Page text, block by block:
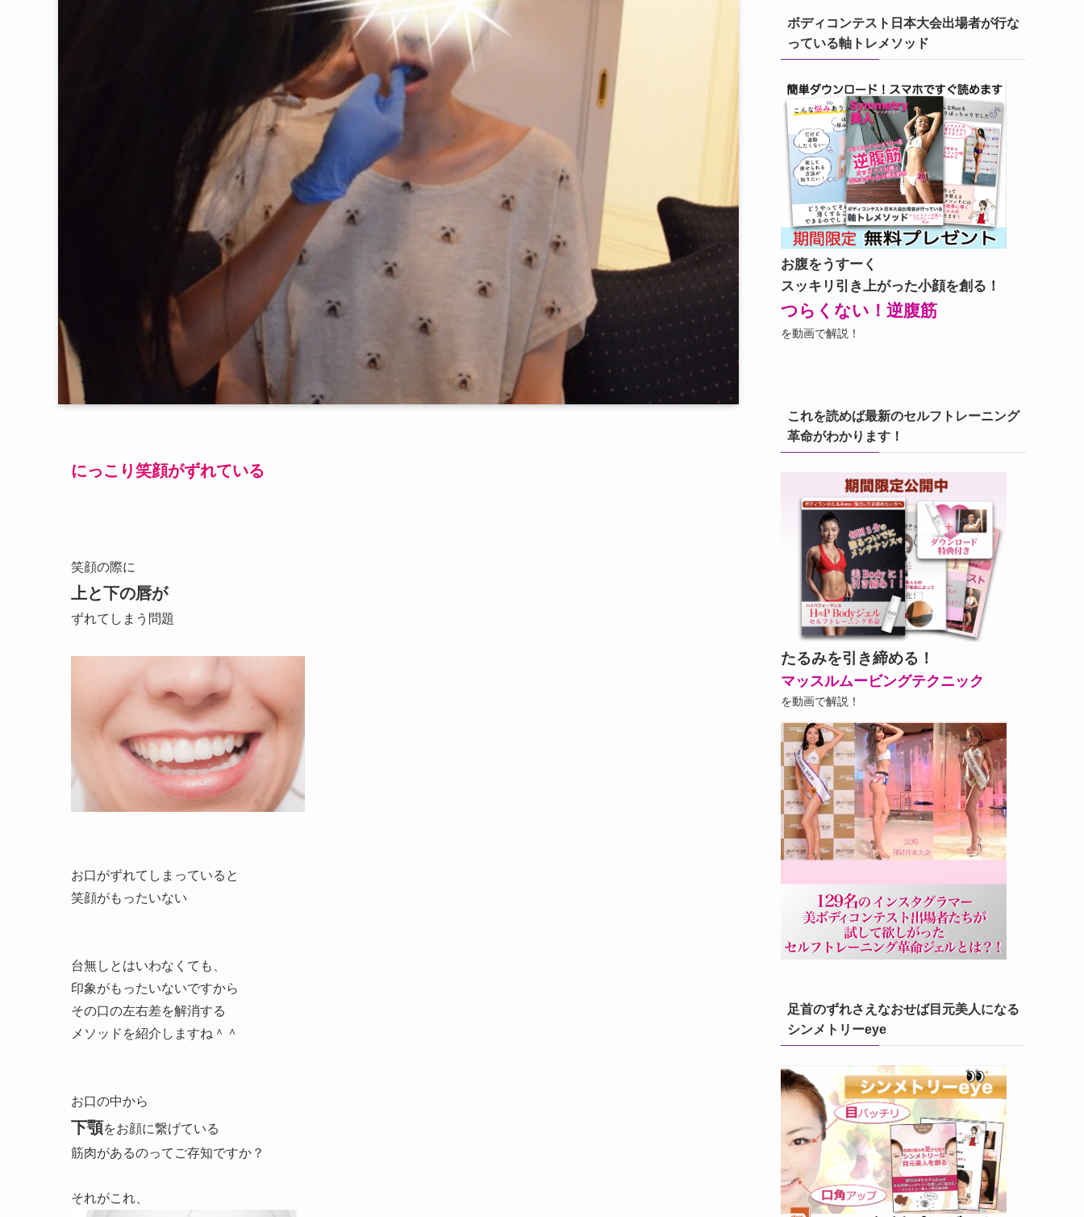
にっこり笑顔がずれている
笑顔の際に
上と下の唇が
ずれてしまう問題
お口がずれてしまっていると
笑顔がもったいない
台無しとはいわなくても、
印象がもったいないですから
その口の左右差を解消する
メソッドを紹介しますね＾＾
お口の中から
下顎をお顔に繋げている
筋肉があるのってご存知ですか？
それがこれ、
ボディコンテスト日本大会出場者が行な
っている軸トレメソッド
お腹をうすーく
スッキリ引き上がった小顔を創る！
つらくない！逆腹筋
を動画で解説！
これを読めば最新のセルフトレーニング
革命がわかります！
たるみを引き締める！
マッスルムービングテクニック
を動画で解説！
足首のずれさえなおせば目元美人になる
シンメトリーeye